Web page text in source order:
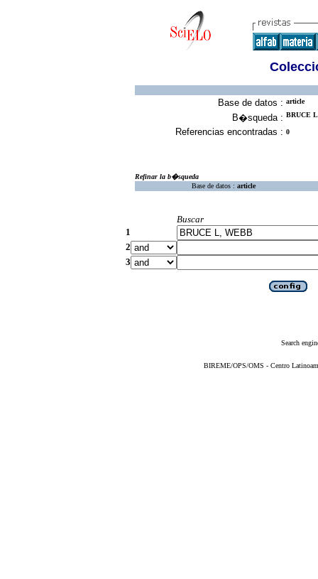
Base de datos : article
B�squeda : BRUCE
Referencias encontradas : 0
Refinar la b�squeda
Base de datos : article
Buscar
1
2
3
Search
BIREME/OPS/OMS - Centro